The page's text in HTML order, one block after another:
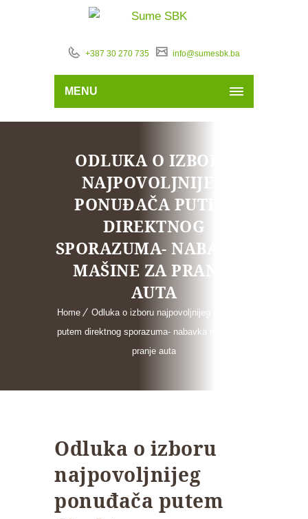
+387 30 270 735 info@sumesbk.ba
MENU
ODLUKA O IZBORU
NAJPOVOLJNIJEG
PONUĐAČA PUTEM
DIREKTNOG
SPORAZUMA- NABAVKA
MAŠINE ZA PRANJE
AUTA
Home
Odluka o izboru najpovoljnijeg ponuđača
putem direktnog sporazuma- nabavka mašine za
pranje auta
Odluka o izboru
najpovoljnijeg
ponuđača putem